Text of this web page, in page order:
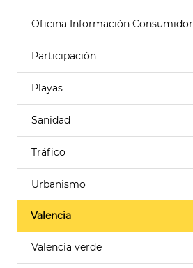
Oficina Información Consumidor
Participación
Playas
Sanidad
Tráfico
Urbanismo
Valencia
Valencia verde